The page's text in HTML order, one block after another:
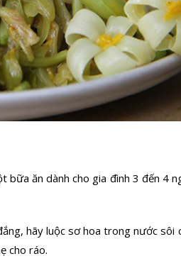
bữa ăn dành cho gia đình 3 đến 4
hãy luộc sơ hoa trong nước sôi
cho ráo.